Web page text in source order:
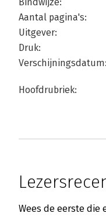
Aantal pagina's:
Uitgever:
Druk:
Verschijningsdatum:
Hoofdrubriek:
Wees de eerste die